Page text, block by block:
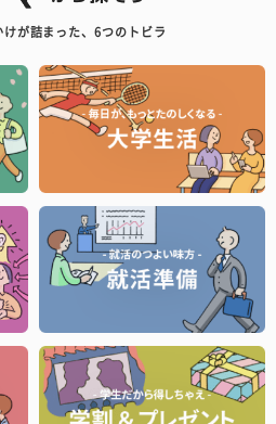
けが詰まった、6つのトビラ